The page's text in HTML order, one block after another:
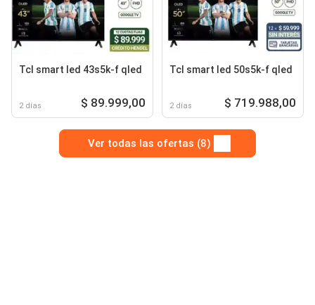
Tcl smart led 43s5k-f qled
2 días $ 89.999,00
Tcl smart led 50s5k-f qled
2 días $ 719.988,00
Ver todas las ofertas (8)